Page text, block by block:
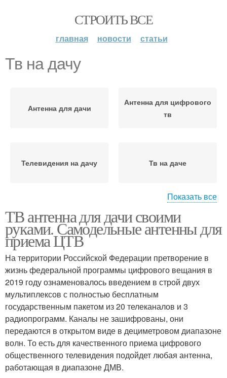
СТРОИТЬ ВСЕ
главная новости статьи
Тв на дачу
Антенна для дачи
Антенна для цифрового
тв
Телевидения на дачу Тв на даче
Антен для цифрового
тв
Антенна на даче
Показать все
ТВ антенна для дачи своими
руками. Самодельные антенны для
приема ЦТВ
На территории Российской Федерации претворение в
жизнь федеральной программы цифрового вещания в
2019 году ознаменовалось введением в строй двух
мультиплексов с полностью бесплатным
государственным пакетом из 20 телеканалов и 3
радиопрограмм. Каналы не зашифрованы, они
передаются в открытом виде в дециметровом диапазоне
волн. То есть для качественного приема цифрового
общественного телевидения подойдет любая антенна,
работающая в диапазоне ДМВ.